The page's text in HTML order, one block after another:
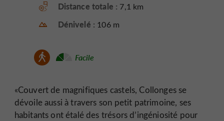
Distance totale : 7,1 km
Dénivelé : 106 m
Facile
«Couvert de magnifiques castels, Collonges se
dévoile aussi à travers son petit patrimoine, ses
habitants ont étalé des trésors d’ingéniosité pour